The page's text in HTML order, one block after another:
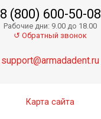
8 (800) 600-50-08
Рабочие дни: 9.00 до 18.00
↺ Обратный звонок
support@armadadent.ru
Карта сайта